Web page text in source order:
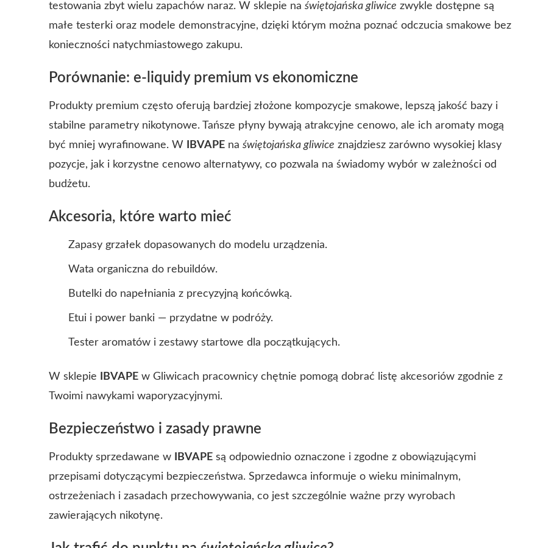
testowania zbyt wielu zapachów naraz. W sklepie na świętojańska gliwice zwykle dostępne są
małe testerki oraz modele demonstracyjne, dzięki którym można poznać odczucia smakowe bez
konieczności natychmiastowego zakupu.
Porównanie: e-liquidy premium vs ekonomiczne
Produkty premium często oferują bardziej złożone kompozycje smakowe, lepszą jakość bazy i
stabilne parametry nikotynowe. Tańsze płyny bywają atrakcyjne cenowo, ale ich aromaty mogą
być mniej wyrafinowane. W
IBVAPE na świętojańska gliwice znajdziesz zarówno wysokiej klasy
pozycje, jak i korzystne cenowo alternatywy, co pozwala na świadomy wybór w zależności od
budżetu.
Akcesoria, które warto mieć
Zapasy grzałek dopasowanych do modelu urządzenia.
Wata organiczna do rebuildów.
Butelki do napełniania z precyzyjną końcówką.
Etui i power banki — przydatne w podróży.
Tester aromatów i zestawy startowe dla początkujących.
W sklepie IBVAPE w Gliwicach pracownicy chętnie pomogą dobrać listę akcesoriów zgodnie z
Twoimi nawykami waporyzacyjnymi.
Bezpieczeństwo i zasady prawne
Produkty sprzedawane w IBVAPE są odpowiednio oznaczone i zgodne z obowiązującymi
przepisami dotyczącymi bezpieczeństwa. Sprzedawca informuje o wieku minimalnym,
ostrzeżeniach i zasadach przechowywania, co jest szczególnie ważne przy wyrobach
zawierających nikotynę.